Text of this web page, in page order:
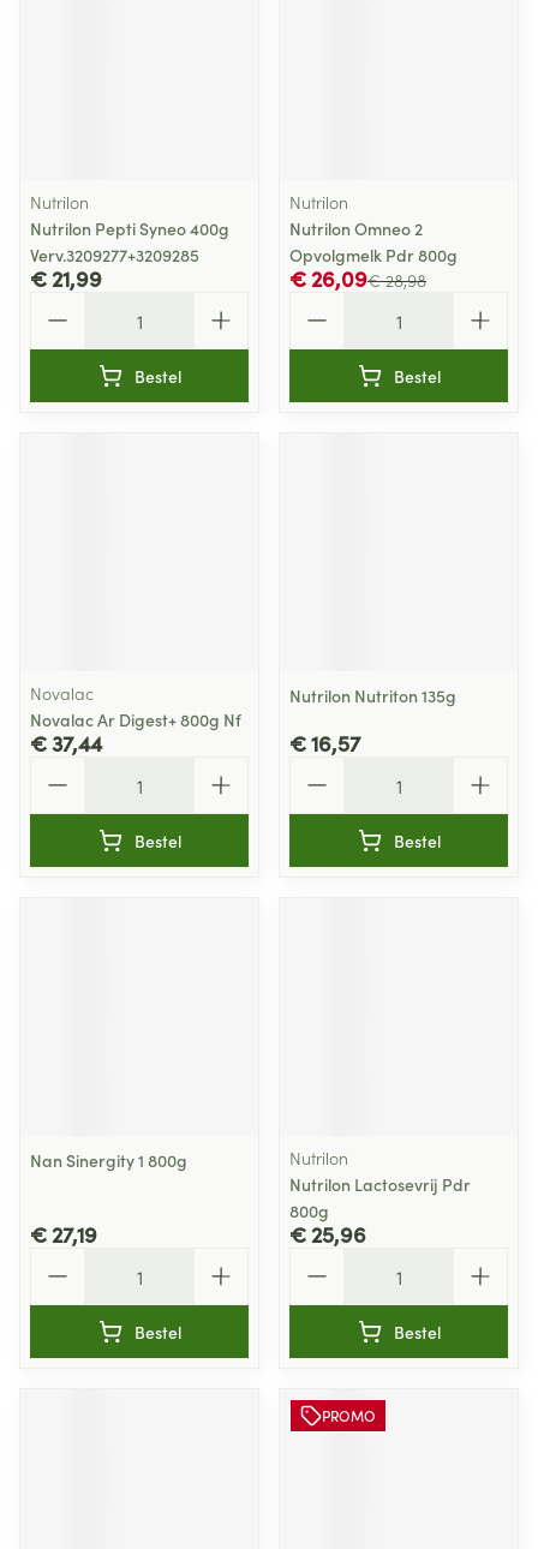
Nutrilon
Nutrilon Pepti Syneo 400g
Verv.3209277+3209285
€ 21,99
Bestel
Nutrilon
Nutrilon Omneo 2
Opvolgmelk Pdr 800g
€ 28,98
€ 26,09
Bestel
Novalac
Novalac Ar Digest+ 800g Nf
€ 37,44
Bestel
Nutrilon Nutriton 135g
€ 16,57
Bestel
Nan Sinergity 1 800g
€ 27,19
Bestel
Nutrilon
Nutrilon Lactosevrij Pdr
800g
€ 25,96
Bestel
PROMO